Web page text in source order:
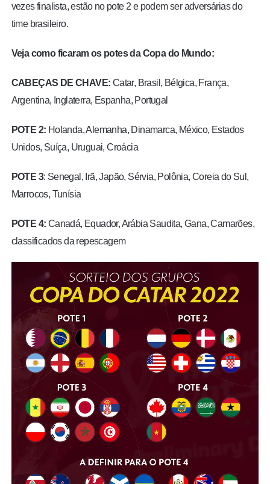
vezes finalista, estão no pote 2 e podem ser adversárias do
time brasileiro.
Veja como ficaram os potes da Copa do Mundo:
CABEÇAS DE CHAVE: Catar, Brasil , Bélgica, França,
Argentina, Inglaterra, Espanha, Portugal
POTE 2: Holanda, Alemanha, Dinamarca, México, Estados
Unidos, Suíça, Uruguai, Croácia
POTE 3: Senegal, Irã, Japão, Sérvia, Polônia, Coreia do Sul,
Marrocos, Tunísia
POTE 4: Canadá, Equador, Arábia Saudita, Gana, Camarões,
classificados da repescagem